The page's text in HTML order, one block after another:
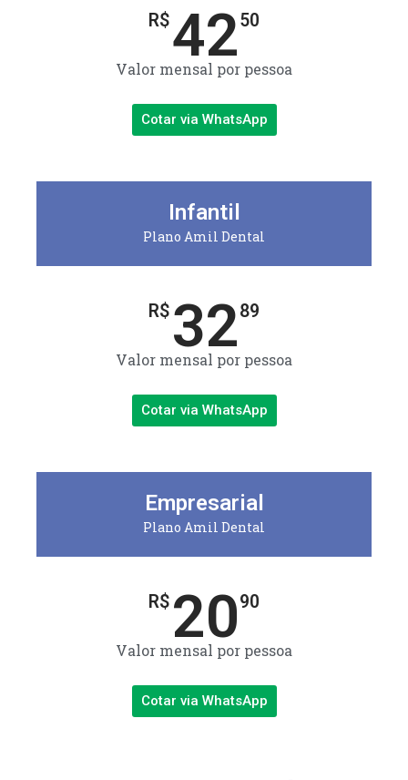
R$4250
Valor mensal por pessoa
Cotar via WhatsApp
Infantil
Plano Amil Dental
R$ 3289
Valor mensal por pessoa
Cotar via WhatsApp
Empresarial
Plano Amil Dental
R$ 2090
Valor mensal por pessoa
Cotar via WhatsApp